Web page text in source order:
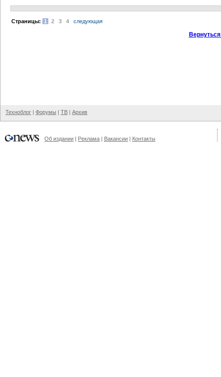
Cтраницы: 1 2 3 4 следующая
Техноблог | Форумы | ТВ | Архив
Об издании | Реклама | Вакансии | Контакты